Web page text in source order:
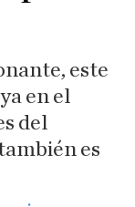
este
en el
del
es